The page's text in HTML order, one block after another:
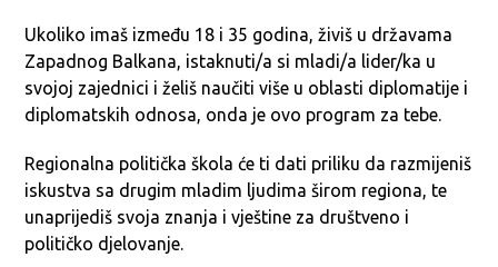
Ukoliko imaš između 18 i 35 godina, živiš u državama
Zapadnog Balkana, istaknuti/a si mladi/a lider/ka u
svojoj zajednici i želiš naučiti više u oblasti diplomatije i
diplomatskih odnosa, onda je ovo program za tebe.
Regionalna politička škola će ti dati priliku da razmijeniš
iskustva sa drugim mladim ljudima širom regiona, te
unaprijediš svoja znanja i vještine za društveno i
političko djelovanje.